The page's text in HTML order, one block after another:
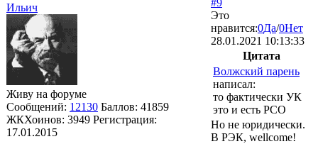
Ильич
Живу на форуме
Сообщений: 12130 Баллов: 41859
ЖКХоинов: 3949 Регистрация:
17.01.2015
Это
нравится:0Да/0Нет
28.01.2021 10:13:33
Цитата
Волжский парень
написал:
то фактически УК
это и есть РСО
Но не юридически.
В РЭК, wellcome!